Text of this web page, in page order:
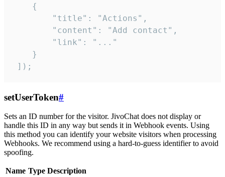
    {
        "title": "Actions",
        "content": "Add contact",
        "link": "..."
    }
]);
setUserToken#
Sets an ID number for the visitor. JivoChat does not display or
handle this ID in any way but sends it in Webhook events. Using
this method you can identify your website visitors when processing
Webhooks. We recommend using a hard-to-guess identifier to avoid
spoofing.
Name Type Description